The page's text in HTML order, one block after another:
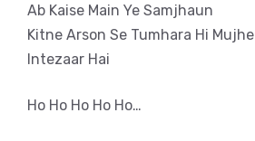
Ab Kaise Main Ye Samjhaun
Kitne Arson Se Tumhara Hi Mujhe
Intezaar Hai
Ho Ho Ho Ho Ho…